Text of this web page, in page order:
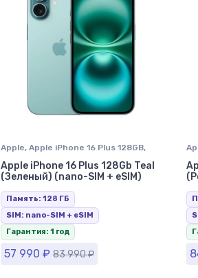
Apple, Apple iPhone 16 Plus 128GB,
iPhone 16 Plus
iPhone в Ставрополе
Apple iPhone 16 Plus 128Gb Teal
(Зеленый) (nano-SIM + eSIM)
Память: 128 ГБ
SIM: nano-SIM + eSIM
Гарантия: 1 год
57 990 ₽ 83 990₽